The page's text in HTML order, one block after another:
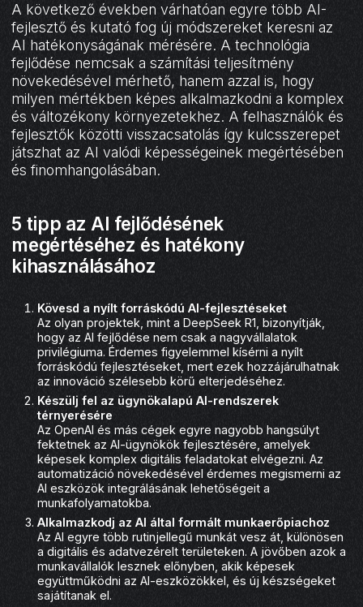
A következő években várhatóan egyre több AI-
fejlesztő és kutató fog új módszereket keresni az
AI hatékonyságának mérésére. A technológia
fejlődése nemcsak a számítási teljesítmény
növekedésével mérhető, hanem azzal is, hogy
milyen mértékben képes alkalmazkodni a komplex
és változékony környezetekhez. A felhasználók és
fejlesztők közötti visszacsatolás így kulcsszerepet
játszhat az AI valódi képességeinek megértésében
és finomhangolásában.
5 tipp az AI fejlődésének
megértéséhez és hatékony
kihasználásához
Kövesd a nyílt forráskódú AI-fejlesztéseket
Az olyan projektek, mint a DeepSeek R1, bizonyítják,
hogy az AI fejlődése nem csak a nagyvállalatok
privilégiuma. Érdemes figyelemmel kísérni a nyílt
forráskódú fejlesztéseket, mert ezek hozzájárulhatnak
az innováció szélesebb körű elterjedéséhez.
Készülj fel az ügynökalapú AI-rendszerek
térnyerésére
Az OpenAI és más cégek egyre nagyobb hangsúlyt
fektetnek az AI-ügynökök fejlesztésére, amelyek
képesek komplex digitális feladatokat elvégezni. Az
automatizáció növekedésével érdemes megismerni az
AI eszközök integrálásának lehetőségeit a
munkafolyamatokba.
Alkalmazkodj az AI által formált munkaerőpiachoz
Az AI egyre több rutinjellegű munkát vesz át, különösen
a digitális és adatvezérelt területeken. A jövőben azok a
munkavállalók lesznek előnyben, akik képesek
együttműködni az AI-eszközökkel, és új készségeket
sajátítanak el.